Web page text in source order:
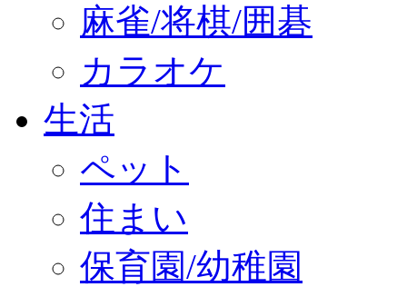
麻雀/将棋/囲碁
カラオケ
生活
ペット
住まい
保育園/幼稚園